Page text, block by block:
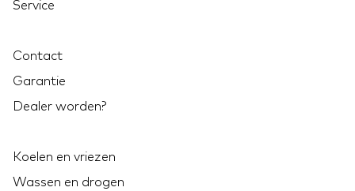
Service
Contact
Garantie
Dealer worden?
Koelen en vriezen
Wassen en drogen